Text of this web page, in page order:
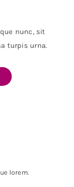
nunc, sit
turpis urna.
lorem.